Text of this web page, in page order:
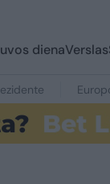
dienaVerslas